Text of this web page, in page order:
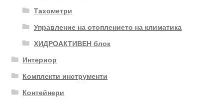
Тахометри
Управление на отоплението на климатика
ХИДРОАКТИВЕН блок
Интериор
Комплекти инструменти
Контейнери